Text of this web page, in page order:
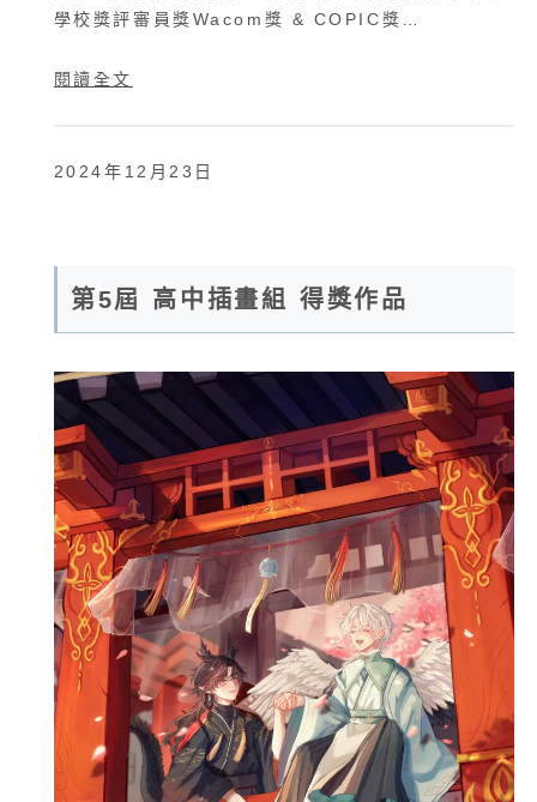
學校獎評審員獎Wacom獎 & COPIC獎…
閱讀全文
2024年12月23日
第5屆 高中插畫組 得獎作品